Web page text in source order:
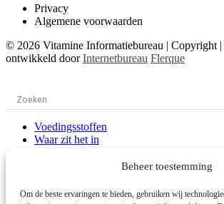
Beheer toestemming
Om de beste ervaringen te bieden, gebruiken wij
Privacy
Algemene voorwaarden
© 2026 Vitamine Informatiebureau | Copyright
ontwikkeld doorInternetbureau Flerque
Voedingsstoffen
Waar zit het in
Vitaminetekort & klachten
Voedingsstoffen